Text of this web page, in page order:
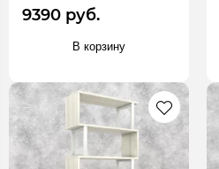
9390 руб.
В корзину